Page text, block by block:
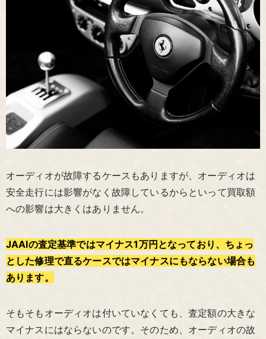
オーディオが故障するケースもありますが、オーディオは
安全走行には影響がなく故障しているからといって買取額
への影響は大きくはありません。
JAAIの査定基準ではマイナス1万円となっており、ちょっ
とした修理で直るケースではマイナスにもならない場合も
あります。
そもそもオーディオは付いていなくても、査定額の大きな
マイナスにはならないのです。そのため、オーディオの故